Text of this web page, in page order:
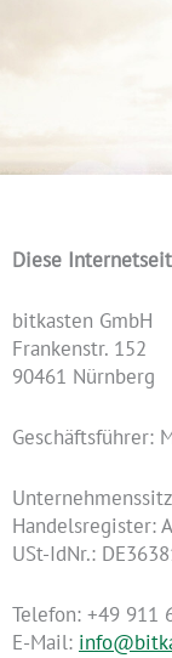
Diese
bitkasten GmbH
Frankenstr. 152
90461 Nürnberg
Geschäftsführer:
Handelsregister:
USt-IdNr.:
Telefon: +49 911
E-Mail: